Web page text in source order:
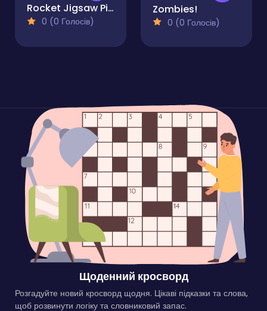
Rocket Jigsaw Picture Puzzle
0 (0 Голосів)
Zombies!
0 (0 Голосів)
Щоденний кросворд
Розгадуйте новий кросворд щодня. Цікаві підказки та слова,
щоб розвинути логіку та словниковий запас.